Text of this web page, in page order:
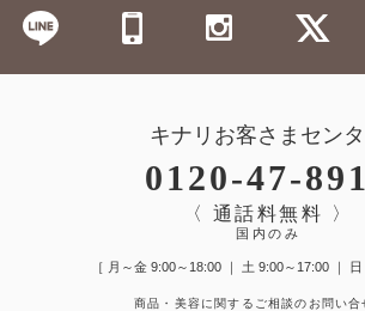
キナリお客さまセン
0120-47-
〈 通話料無料 〉
国内のみ
［ 月～金 9:00～18:00 ｜ 土 9:00～17:00 ｜ 日
商品・美容に関するご相談のお問い合